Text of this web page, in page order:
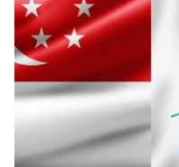
ont
connu
une
croissance
Mercosur
ont
connu
une
croissance